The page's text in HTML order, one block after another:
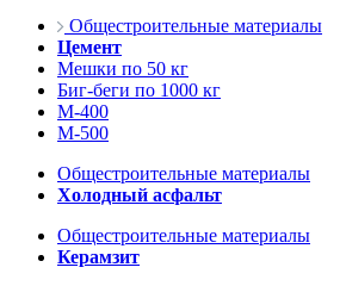
Общестроительные материалы
Цемент
Мешки по 50 кг
Биг-беги по 1000 кг
М-400
М-500
Общестроительные материалы
Холодный асфальт
Общестроительные материалы
Керамзит